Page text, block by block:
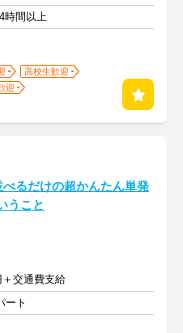
時間以上
高校生歓迎
迎
べるだけの超かんたん単発
うこと
＋交通費支給
ート